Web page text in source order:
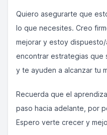
Quiero asegurarte que
lo que necesites. Creo
mejorar y estoy
encontrar estrategias que
y te ayuden a alcanzar tu
Recuerda que el
paso hacia adelante, por
Espero verte crecer y